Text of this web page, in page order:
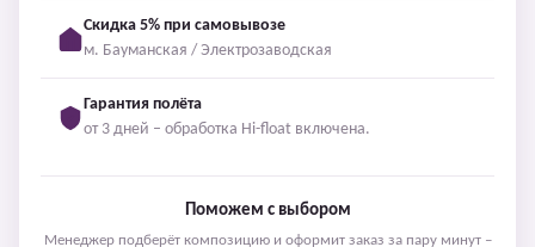
Скидка 5% при самовывозе
м. Бауманская / Электрозаводская
Гарантия полёта
от 3 дней – обработка Hi-float включена.
Поможем с выбором
Менеджер подберёт композицию и оформит заказ за пару минут –